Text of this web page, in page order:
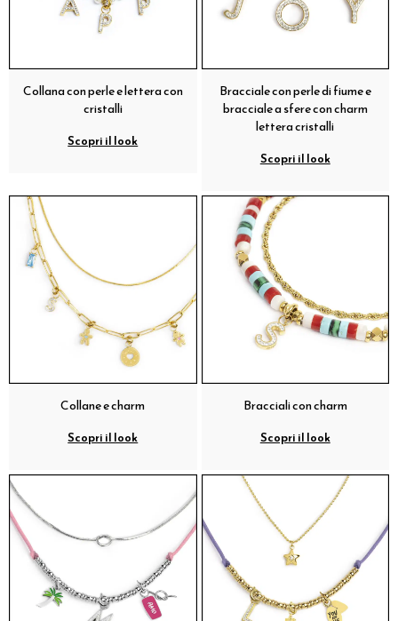
Collana con perle e lettera con
cristalli
Scopri il look
Bracciale con perle di fiume e
bracciale a sfere con charm
lettera cristalli
Scopri il look
Collane e charm
Scopri il look
Bracciali con charm
Scopri il look